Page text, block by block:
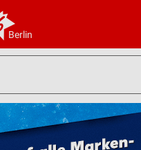
Berlin